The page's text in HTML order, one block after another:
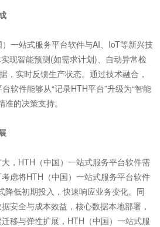
站式服务平台软件与AI、IoT等新兴技
现智能预测(如需求计划)、自动异常检
，实时反馈生产状态。通过技术融合，
软件能够从“记录HTH平台”升级为“智能
的决策支持。
HTH（中国）一站式服务平台软件需
虑将HTH（中国）一站式服务平台软件
降低初期投入，快速响应业务变化。同
安全与成本效益，核心数据本地部署，
移与弹性扩展，HTH（中国）一站式服